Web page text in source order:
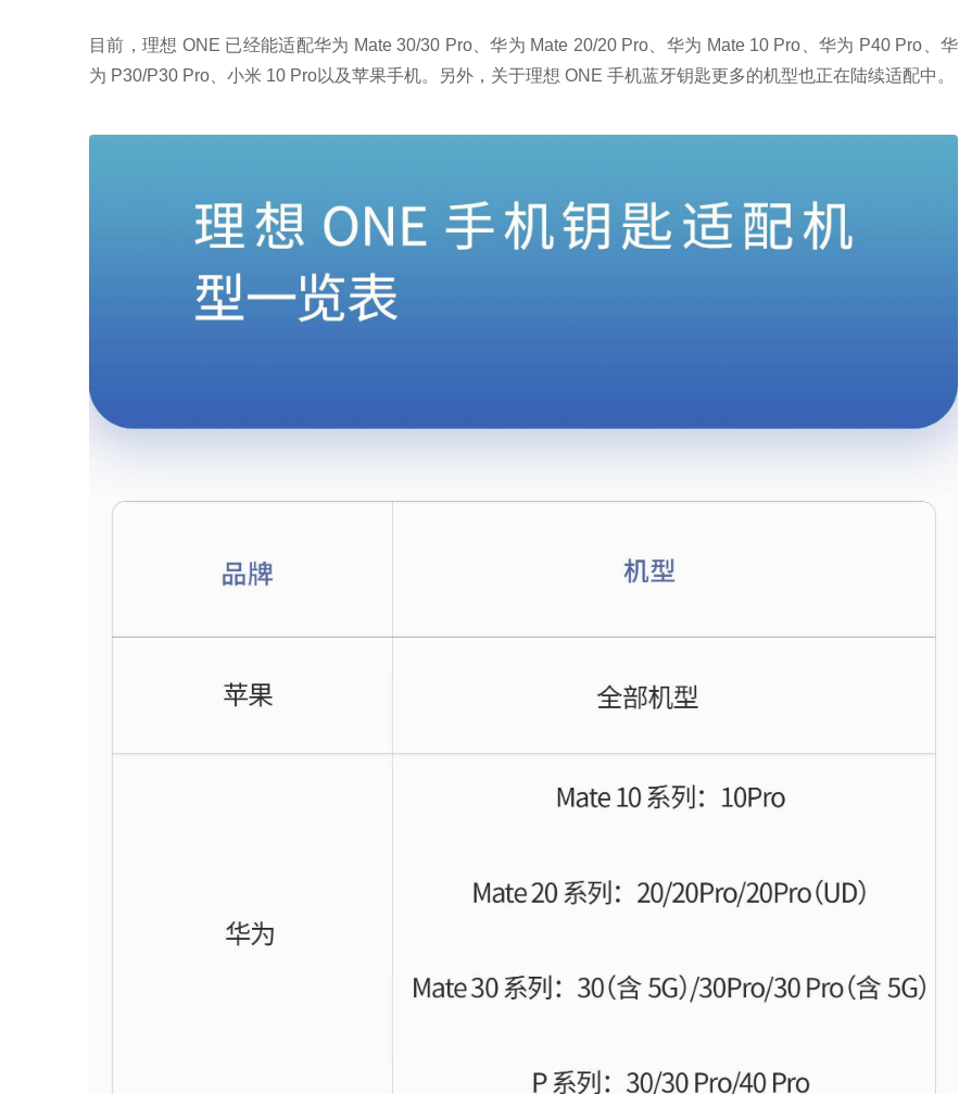
目前，理想 ONE 已经能适配华为 Mate 30/30 Pro、华为 Mate 20/20 Pro、华为 Mate 10 Pro、华为 P40 Pro、华
为 P30/P30 Pro、小米 10 Pro以及苹果手机。另外，关于理想 ONE 手机蓝牙钥匙更多的机型也正在陆续适配中。